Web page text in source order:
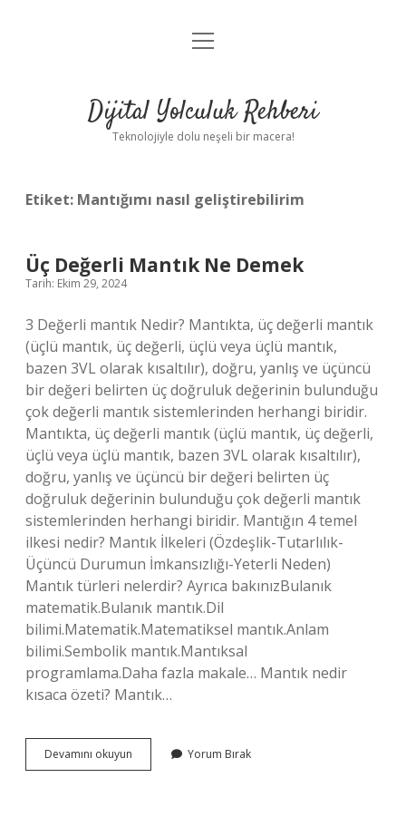
Anasayfa
Yasal Uyarı
menüyü
Dijital Yolculuk Rehberi
Teknolojiyle dolu neşeli bir macera!
Etiket: Mantığımı nasıl geliştirebilirim
Üç Değerli Mantık Ne Demek
Tarih: Ekim 29, 2024
3 Değerli mantık Nedir? Mantıkta, üç değerli mantık
(üçlü mantık, üç değerli, üçlü veya üçlü mantık,
bazen 3VL olarak kısaltılır), doğru, yanlış ve üçüncü
bir değeri belirten üç doğruluk değerinin bulunduğu
çok değerli mantık sistemlerinden herhangi biridir.
Mantıkta, üç değerli mantık (üçlü mantık, üç değerli,
üçlü veya üçlü mantık, bazen 3VL olarak kısaltılır),
doğru, yanlış ve üçüncü bir değeri belirten üç
doğruluk değerinin bulunduğu çok değerli mantık
sistemlerinden herhangi biridir. Mantığın 4 temel
ilkesi nedir? Mantık İlkeleri (Özdeşlik-Tutarlılık-
Üçüncü Durumun İmkansızlığı-Yeterli Neden)
Mantık türleri nelerdir? Ayrıca bakınızBulanık
matematik.Bulanık mantık.Dil
bilimi.Matematik.Matematiksel mantık.Anlam
bilimi.Sembolik mantık.Mantıksal
programlama.Daha fazla makale… Mantık nedir
kısaca özeti? Mantık…
Devamını okuyun
Değerli
Yorum Bırak